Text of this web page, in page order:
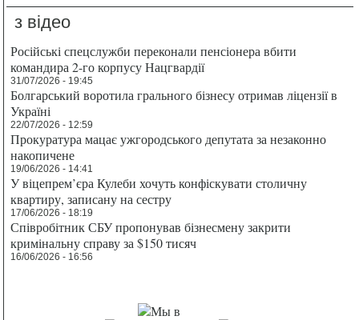
з відео
Російські спецслужби переконали пенсіонера вбити
командира 2-го корпусу Нацгвардії
31/07/2026 - 19:45
Болгарський воротила грального бізнесу отримав ліцензії в
Україні
22/07/2026 - 12:59
Прокуратура мацає ужгородського депутата за незаконно
накопичене
19/06/2026 - 14:41
У віцепрем’єра Кулеби хочуть конфіскувати столичну
квартиру, записану на сестру
17/06/2026 - 18:19
Співробітник СБУ пропонував бізнесмену закрити
кримінальну справу за $150 тисяч
16/06/2026 - 16:56